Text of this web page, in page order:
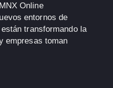
MNX Online
entornos de
estántransformando la
empresas toman